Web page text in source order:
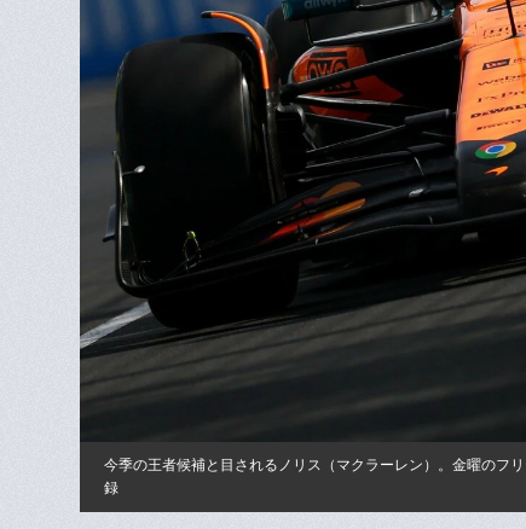
今季の王者候補と目されるノリス（マクラーレン）。金曜のフ
録